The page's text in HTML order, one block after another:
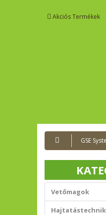
Akciós Termékek
GSE
Vetőmagok